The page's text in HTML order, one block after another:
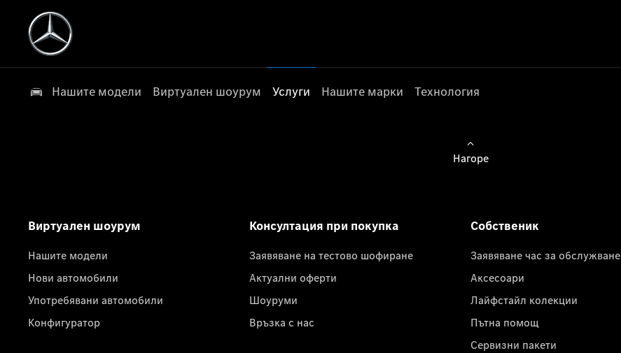
Нашите модели Виртуален шоурум Услуги Нашите марки Технология
Нагоре
Виртуален шоурум
Нашите модели
Нови автомобили
Употребявани автомобили
Конфигуратор
Консултация при покупка
Заявяване на тестово шофиране
Актуални оферти
Шоуруми
Връзка с нас
Собственик
Заявяване час за обслужване
Аксесоари
Лайфстайл колекции
Пътна помощ
Сервизни пакети